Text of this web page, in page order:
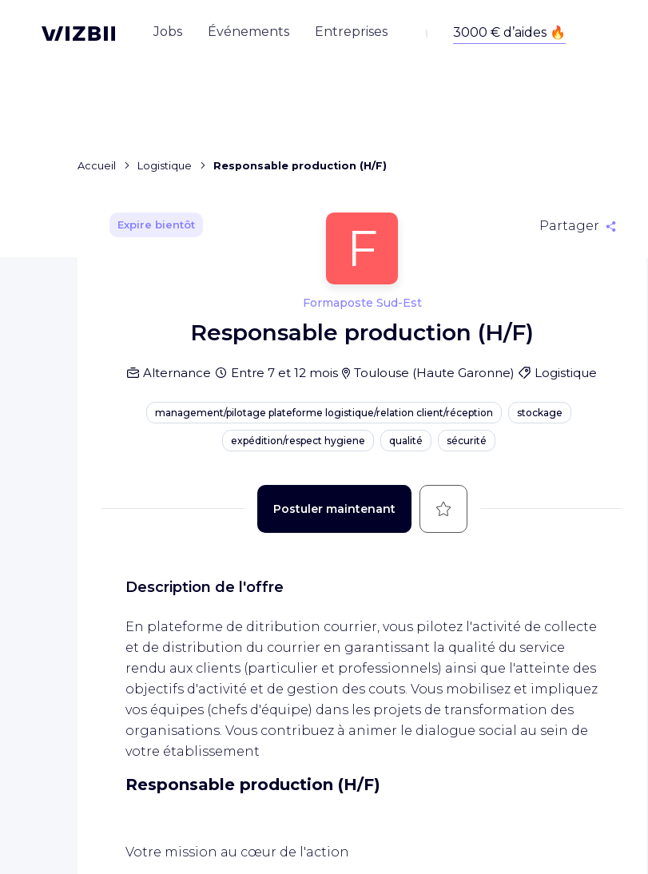
Jobs Événements Entreprises
Accueil Logistique Responsable production (H/F)
Expire bientôt F Partager
Formaposte Sud-Est
Responsable production (H/F)
Alternance Entre 7 et 12 mois Toulouse (Haute Garonne) Logistique
management/pilotage plateforme logistique/relation client/réception stockage
expédition/respect hygiene qualité sécurité
Postuler maintenant Sauvegarder
Description de l'offre
En plateforme de ditribution courrier, vous pilotez l'activité de collecte
et de distribution du courrier en garantissant la qualité du service
rendu aux clients (particulier et professionnels) ainsi que l'atteinte des
objectifs d'activité et de gestion des couts. Vous mobilisez et impliquez
vos équipes (chefs d'équipe) dans les projets de transformation des
organisations. Vous contribuez à animer le dialogue social au sein de
votre établissement
Responsable production (H/F)
Votre mission au cœur de l'action